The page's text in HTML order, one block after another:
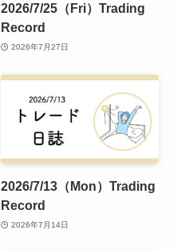
2026/7/25（Fri）Trading
Record
2026年7月27日
2026/7/13（Mon）Trading
Record
2026年7月14日